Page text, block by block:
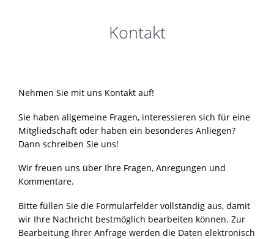
Kontakt
Nehmen Sie mit uns Kontakt auf!
Sie haben allgemeine Fragen, interessieren sich für eine
Mitgliedschaft oder haben ein besonderes Anliegen?
Dann schreiben Sie uns!
Wir freuen uns über Ihre Fragen, Anregungen und
Kommentare.
Bitte füllen Sie die Formularfelder vollständig aus, damit
wir Ihre Nachricht bestmöglich bearbeiten können. Zur
Bearbeitung Ihrer Anfrage werden die Daten elektronisch